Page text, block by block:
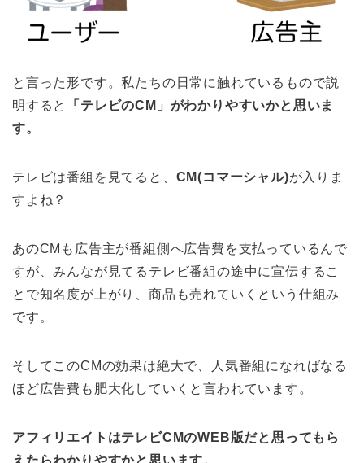
と言った形です。私たちの日常に触れているもので説
明すると
「テレビのCM」がわかりやすいかと思いま
す。
テレビは番組を見てると、 CM(コマーシャル)が入りま
すよね？
あのCMも広告主が番組側へ広告費を支払っているんで
すが、みんなが見てるテレビ番組の途中に宣伝するこ
とで知名度が上がり、商品も売れていくという仕組み
です。
そしてこのCMの効果は絶大で、人気番組になればなる
ほど広告費も肥大化していくと言われています。
アフィリエイトはテレビCMのWEB版だと思ってもら
えたらわかりやすかと思います。